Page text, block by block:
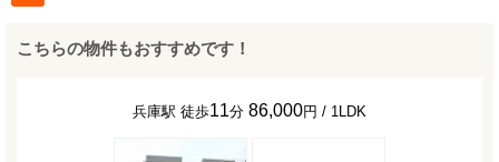
こちらの物件もおすすめです！
兵庫駅 徒歩11分 86,000円 / 1LDK